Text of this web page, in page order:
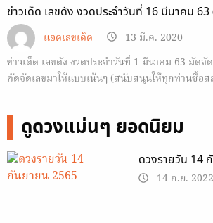
ข่าวเด็ด เลขดัง งวดประจำวันที่ 16 มีนาคม 63
แอดเลขเด็ด
13 มี.ค. 2020
ข่าวเด็ด เลขดัง งวดประจำวันที่ 1 มีนาคม 63 มัดจั
คัดจัดเลขมาให้แบบเน้นๆ (สนับสนุนให้ทุกท่านซื้อ
ได้รวบรวมสถิติหวยย้อนหลังที่ออกวันที่ 16 มีนาคม
ดูดวงแม่นๆ ยอดนิยม
ดวงรายวัน 14
14 ก.ย. 2022